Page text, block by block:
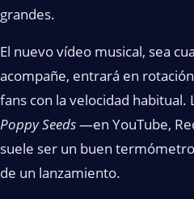
grandes.
El nuevo vídeo musical, sea
acompañe, entrará en
fans con la velocidad habitual.
Poppy Seeds—en YouTube,
suele ser un buen
de un lanzamiento.